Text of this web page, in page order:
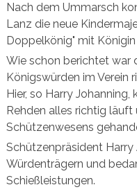
Nach dem Ummarsch
Lanz die neue
Doppelkönig" mit
Wie schon berichtet war
Königswürden im Verein
Hier, so Harry
Rehden alles richtig
Schützenwesens
Schützenpräsident
Würdenträgern und
Schießleistungen.